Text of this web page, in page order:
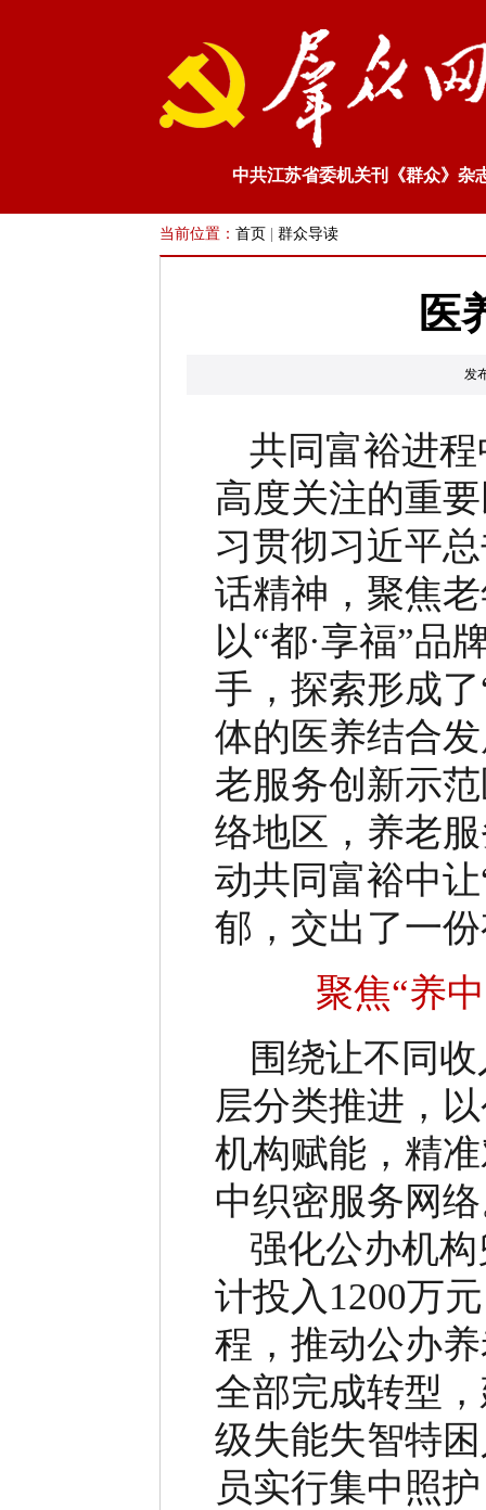
中共江苏省委机关刊《群众》杂
当前位置： 首页 群众导读
医
发
共同富裕进
高度关注的重
习贯彻习近平
话精神，聚焦
以“都·享福”品
手，探索形成了
体的医养结合
老服务创新示
络地区，养老
动共同富裕中让
郁，交出了一
聚焦“养
围绕让不同
层分类推进，
机构赋能，精
中织密服务网
强化公办机
计投入 1200万
程，推动公办
全部完成转型
级失能失智特
员实行集中照